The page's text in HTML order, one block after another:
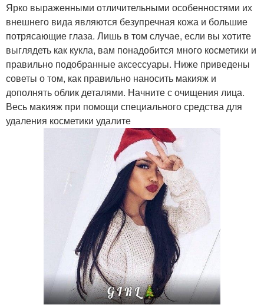
Ярко выраженными отличительными особенностями их
внешнего вида являются безупречная кожа и большие
потрясающие глаза. Лишь в том случае, если вы хотите
выглядеть как кукла, вам понадобится много косметики и
правильно подобранные аксессуары. Ниже приведены
советы о том, как правильно наносить макияж и
дополнять облик деталями. Начните с очищения лица.
Весь макияж при помощи специального средства для
удаления косметики удалите